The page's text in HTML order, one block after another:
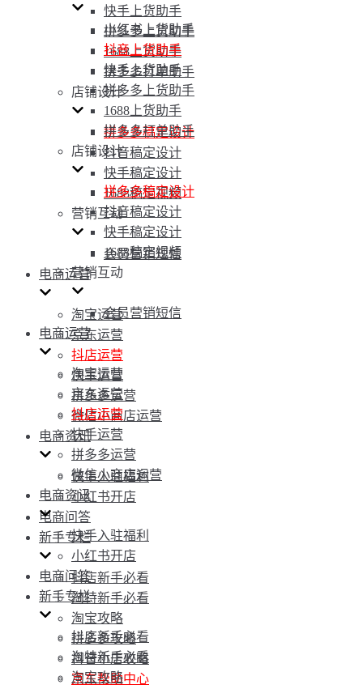
快手上货助手
拼多多上货助手
1688上货助手
拼多多打单助手
店铺设计
拼多多稿定设计
抖音稿定设计
快手稿定设计
1688稿定视频
营销互动
会员营销短信
电商运营
淘宝运营
京东运营
抖店运营
快手运营
拼多多运营
微信小商店运营
电商资讯
快手入驻福利
小红书开店
电商问答
新手专栏
抖店新手必看
淘特新手必看
淘宝攻略
拼多多攻略
抖音小店攻略
京东帮助中心
小红书上货助手
抖音上货助手
快手上货助手
拼多多上货助手
1688上货助手
拼多多打单助手
店铺设计
拼多多稿定设计
抖音稿定设计
快手稿定设计
1688稿定视频
营销互动
会员营销短信
电商运营
淘宝运营
京东运营
抖店运营
快手运营
拼多多运营
微信小商店运营
电商资讯
快手入驻福利
小红书开店
电商问答
新手专栏
抖店新手必看
淘特新手必看
淘宝攻略